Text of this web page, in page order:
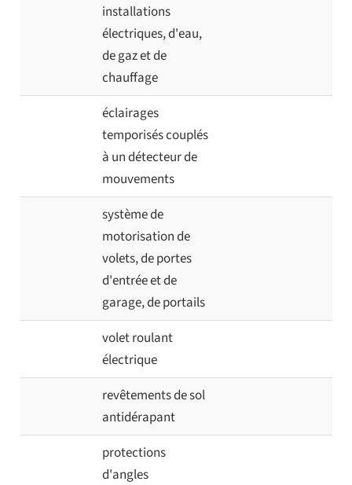
installations
électriques, d'eau,
de gaz et de
chauffage
éclairages
temporisés couplés
à un détecteur de
mouvements
système de
motorisation de
volets, de portes
d'entrée et de
garage, de portails
volet roulant
électrique
revêtements de sol
antidérapant
protections
d'angles